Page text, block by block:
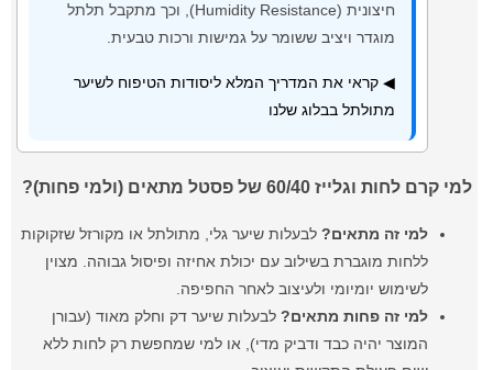
חיצונית (Humidity Resistance), וכך מתקבל תלתל
מוגדר ויציב ששומר על גמישות ורכות טבעית.
◀ קראי את המדריך המלא ליסודות הטיפוח לשיער
מתולתל בבלוג שלנו
למי קרם לחות וגלייז 60/40 של פסטל מתאים (ולמי פחות)?
למי זה מתאים? לבעלות שיער גלי, מתולתל או מקורזל שזקוקות
ללחות מוגברת בשילוב עם יכולת אחיזה ופיסול גבוהה. מצוין
לשימוש יומיומי ולעיצוב לאחר החפיפה.
למי זה פחות מתאים? לבעלות שיער דק וחלק מאוד (עבורן
המוצר יהיה כבד ודביק מדי), או למי שמחפשת רק לחות ללא